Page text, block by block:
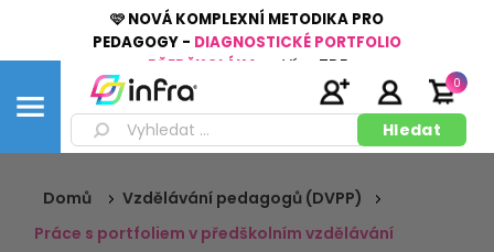
🩷 NOVÁ KOMPLEXNÍ METODIKA PRO
PEDAGOGY - DIAGNOSTICKÉ PORTFOLIO
PŘEDŠKOLÁKA
Více ZDE
0
Domů
Vzdělávání pedagogů (DVPP)
Práce s portfoliem v předškolním vzdělávání